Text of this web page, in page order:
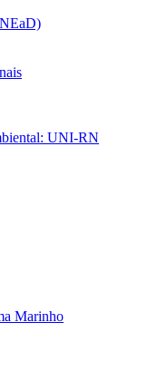
UNI-RN
Marinho